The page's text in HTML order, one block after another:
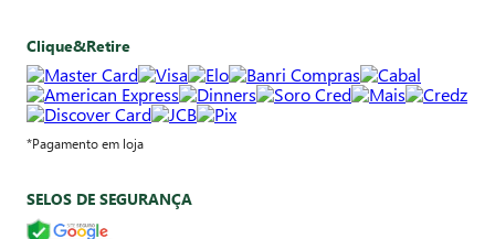
Clique&Retire
*Pagamento em loja
SELOS DE SEGURANÇA